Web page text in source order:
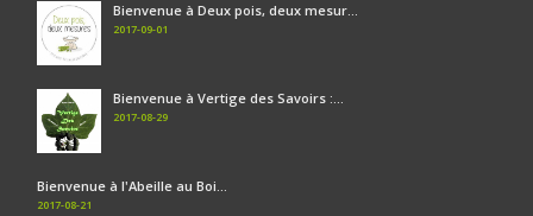
Bienvenue à Deux pois, deux mesur...
2017-09-01
Bienvenue à Vertige des Savoirs :...
2017-08-29
Bienvenue à l'Abeille au Boi...
2017-08-21